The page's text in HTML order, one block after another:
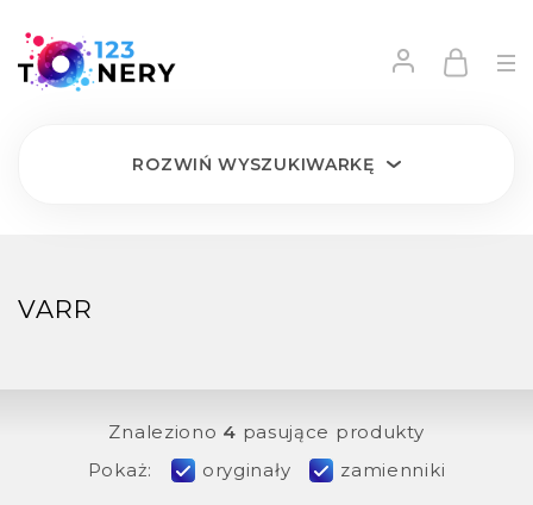
ROZWIŃ WYSZUKIWARKĘ
VARR
Znaleziono 4 pasujące produkty
Pokaż:
oryginały zamienniki